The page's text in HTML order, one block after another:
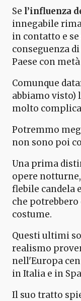
Se l’influenza
innegabile
in contatto e
conseguenza
Paese con
Comunque
abbiamo visto)
molto
Potremmo
non sono poi
Una prima
opere
flebile candela
che
costume.
Questi ultimi
realismo
nell'Europa
in Italia e in
Il suo tratto